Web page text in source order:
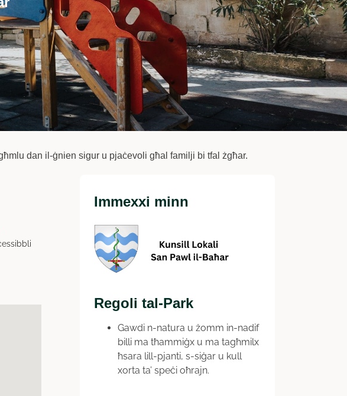
dan il-ġnien sigur u pjaċevoli għal familji bi tfal żgħar.
Immexxi minn
Regoli tal-Park
Gawdi n-natura u żomm in-nadif
billi ma tħammiġx u ma tagħmilx
ħsara lill-pjanti, s-siġar u kull
xorta ta’ speċi oħrajn.